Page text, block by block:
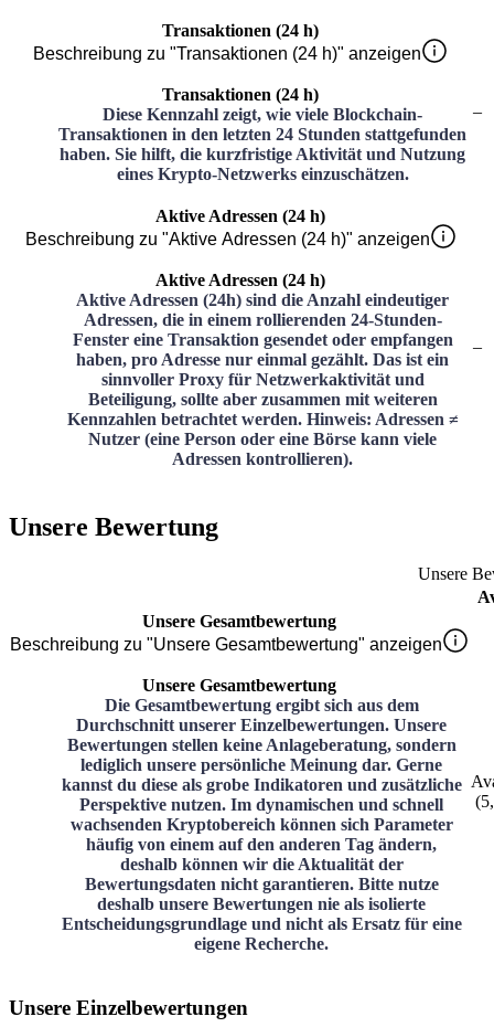
Transaktionen (24 h)
Beschreibung zu "Transaktionen (24 h)" anzeigen
Transaktionen (24 h)
Diese Kennzahl zeigt, wie viele Blockchain-
Transaktionen in den letzten 24 Stunden stattgefunden
haben. Sie hilft, die kurzfristige Aktivität und Nutzung
eines Krypto-Netzwerks einzuschätzen.
–
Aktive Adressen (24 h)
Beschreibung zu "Aktive Adressen (24 h)" anzeigen
Aktive Adressen (24 h)
Aktive Adressen (24h) sind die Anzahl eindeutiger
Adressen, die in einem rollierenden 24-Stunden-
Fenster eine Transaktion gesendet oder empfangen
haben, pro Adresse nur einmal gezählt. Das ist ein
sinnvoller Proxy für Netzwerkaktivität und
Beteiligung, sollte aber zusammen mit weiteren
Kennzahlen betrachtet werden. Hinweis: Adressen ≠
Nutzer (eine Person oder eine Börse kann viele
Adressen kontrollieren).
–
Unsere Bewertung
Unsere
Unsere Gesamtbewertung
Beschreibung zu "Unsere Gesamtbewertung" anzeigen
Unsere Gesamtbewertung
Die Gesamtbewertung ergibt sich aus dem
Durchschnitt unserer Einzelbewertungen. Unsere
Bewertungen stellen keine Anlageberatung, sondern
lediglich unsere persönliche Meinung dar. Gerne
kannst du diese als grobe Indikatoren und zusätzliche
Perspektive nutzen. Im dynamischen und schnell
wachsenden Kryptobereich können sich Parameter
häufig von einem auf den anderen Tag ändern,
deshalb können wir die Aktualität der
Bewertungsdaten nicht garantieren. Bitte nutze
deshalb unsere Bewertungen nie als isolierte
Entscheidungsgrundlage und nicht als Ersatz für eine
eigene Recherche.
(
Unsere Einzelbewertungen